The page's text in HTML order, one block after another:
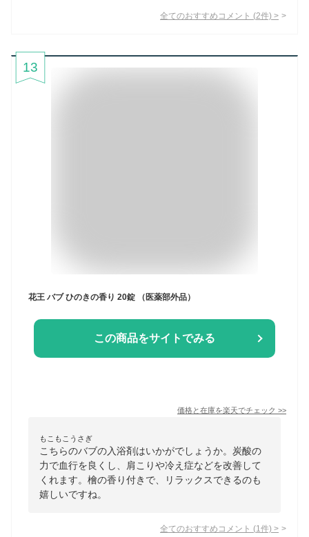
全てのおすすめコメント (2件) >
13
花王 バブ ひのきの香り 20錠 （医薬部外品）
この商品をサイトでみる
価格と在庫を楽天でチェック >>
もこもこうさぎ
こちらのバブの入浴剤はいかがでしょうか。炭酸の
力で血行を良くし、肩こりや冷え症などを改善して
くれます。檜の香り付きで、リラックスできるのも
嬉しいですね。
全てのおすすめコメント (1 件) >